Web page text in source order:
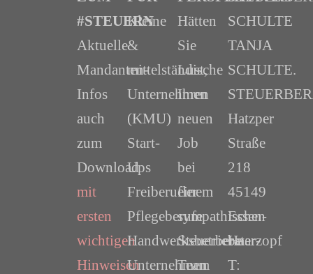
#STEUERN
Aktuelle
Mandanten-
Infos
auch
zum
Download
mit
ersten
wichtigen
Hinweisen
Kleine
&
mittelständische
Unternehmen
(KMU)
Start-
Ups
Freiberufler
Pflegeberufe
Handwerksbetriebe
Unternehmen
Hätten
Sie
Lust,
Ihren
neuen
Job
bei
einem
sympathischen
Steuerberater-
Team
SCHULTE
TANJA
SCHULTE.
Hatzper
Straße
218
45149
Essen-
Haarzopf
T: